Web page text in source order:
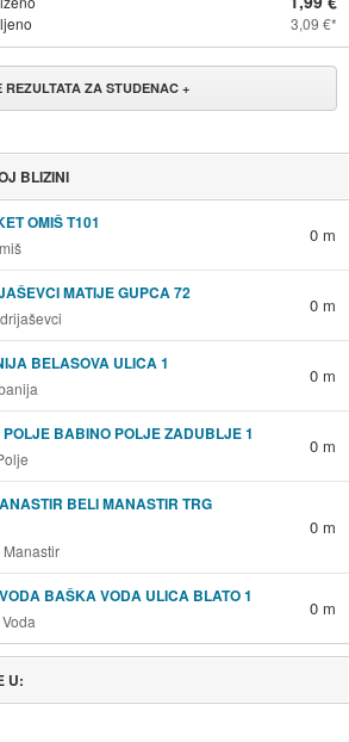
3,09 €
REZULTATA ZA STUDENAC +
BLIZINI
OMIŠ T101
0 m
MATIJE GUPCA 72
0 m
BELASOVA ULICA 1
0 m
BABINO POLJE ZADUBLJE 1
0 m
BELI MANASTIR TRG
0 m
BAŠKA VODA ULICA BLATO 1
0 m
U: